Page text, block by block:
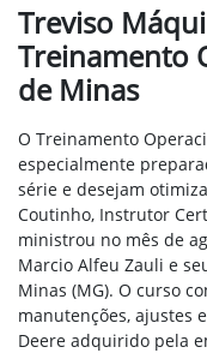
Treviso
Treinamento
de Minas
O Treinamento
especialmente
série e desejam
Coutinho, Instrutor
ministrou no mês de
Marcio Alfeu Zauli e
Minas (MG). O curso
manutenções, ajustes
Deere adquirido pela